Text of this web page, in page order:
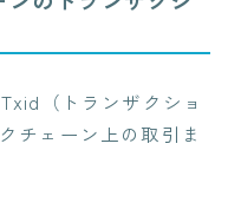
（トランザクショ
チェーン上の取引ま